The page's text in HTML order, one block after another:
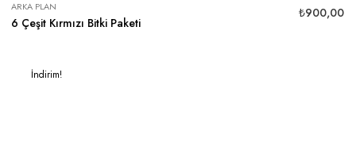
6 Çeşit Kırmızı Bitki Paketi
ARKA PLAN ₺900,00
İndirim!